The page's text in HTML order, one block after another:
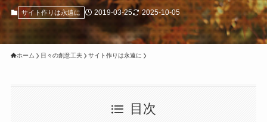
サイト作りは永遠に 2019-03-25 2025-10-05
ホーム 日々の創意工夫 サイト作りは永遠に
目次